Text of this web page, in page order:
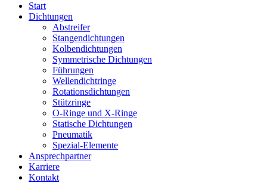
Start
Dichtungen
Abstreifer
Stangendichtungen
Kolbendichtungen
Symmetrische Dichtungen
Führungen
Wellendichtringe
Rotationsdichtungen
Stützringe
O-Ringe und X-Ringe
Statische Dichtungen
Pneumatik
Spezial-Elemente
Ansprechpartner
Karriere
Kontakt